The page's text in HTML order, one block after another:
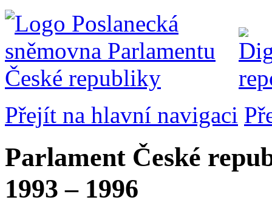
Přejít na hlavní navigaci
Parlament České
1993 – 1996